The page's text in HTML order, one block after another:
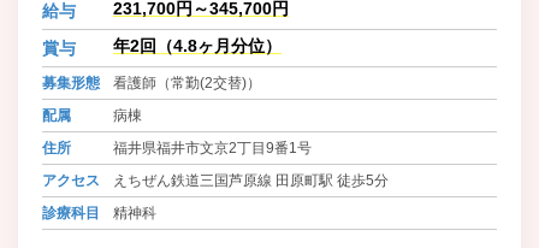
いはご家族に対して十分な心のケア
を行うことです。 医師、看護師、ソ
者さんやご家族の立場にたった質の
そして、地域の中に溶け込みあいな
がら、心あたたかくケアしていける
ような社会作りに貢献したいと考え
給与 231,700円～345,700円
賞与 年2回（4.8ヶ月分位）
募集形態
看護師（常勤(2交替)）
配属
病棟
住所
福井県福井市文京2丁目9番1号
アクセス
えちぜん鉄道三国芦原線 田原町駅 徒歩5分
診療科目
精神科